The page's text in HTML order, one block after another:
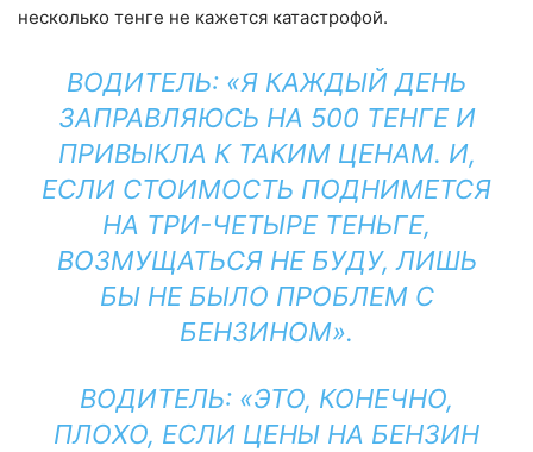
несколько тенге не кажется катастрофой.
ВОДИТЕЛЬ: «Я КАЖДЫЙ ДЕНЬ
ЗАПРАВЛЯЮСЬ НА 500 ТЕНГЕ И
ПРИВЫКЛА К ТАКИМ ЦЕНАМ. И,
ЕСЛИ СТОИМОСТЬ ПОДНИМЕТСЯ
НА ТРИ-ЧЕТЫРЕ ТЕНЬГЕ,
ВОЗМУЩАТЬСЯ НЕ БУДУ, ЛИШЬ
БЫ НЕ БЫЛО ПРОБЛЕМ С
БЕНЗИНОМ».
ВОДИТЕЛЬ: «ЭТО, КОНЕЧНО,
ПЛОХО, ЕСЛИ ЦЕНЫ НА БЕНЗИН